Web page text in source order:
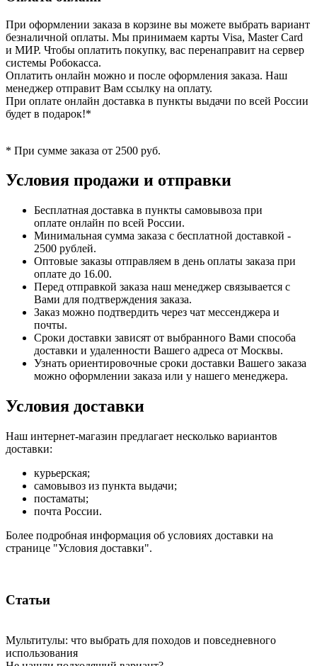
При оформлении заказа в корзине вы можете выбрать вариант
безналичной оплаты. Мы принимаем карты Visa, Master Card
и МИР. Чтобы оплатить покупку, вас перенаправит на сервер
системы Робокасса.
Оплатить онлайн можно и после оформления заказа. Наш
менеджер отправит Вам ссылку на оплату.
При оплате онлайн доставка в пункты выдачи по всей России
будет в подарок!*
* При сумме заказа от 2500 руб.
Условия продажи и отправки
Бесплатная доставка в пункты самовывоза при
оплате онлайн по всей России.
Минимальная сумма заказа с бесплатной доставкой -
2500 рублей.
Оптовые заказы отправляем в день оплаты заказа при
оплате до 16.00.
Перед отправкой заказа наш менеджер связывается с
Вами для подтверждения заказа.
Заказ можно подтвердить через чат мессенджера и
почты.
Сроки доставки зависят от выбранного Вами способа
доставки и удаленности Вашего адреса от Москвы.
Узнать ориентировочные сроки доставки Вашего заказа
можно оформлении заказа или у нашего менеджера.
Условия доставки
Наш интернет-магазин предлагает несколько вариантов
доставки:
курьерская;
самовывоз из пункта выдачи;
постаматы;
почта России.
Более подробная информация об условиях доставки на
странице "Условия доставки".
Статьи
Мультитулы: что выбрать для походов и повседневного
использования